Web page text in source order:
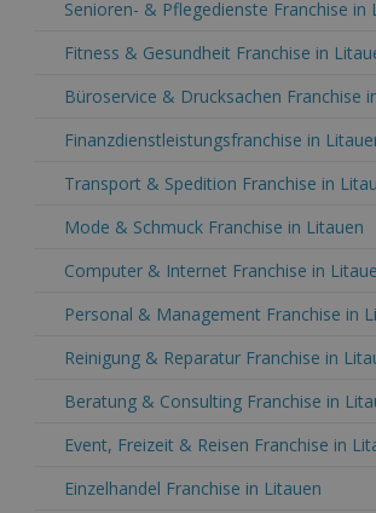
Senioren- & Pflegedienste Franchise in
Fitness & Gesundheit Franchise in
Büroservice & Drucksachen Franchise
Finanzdienstleistungsfranchise in
Transport & Spedition Franchise in
Mode & Schmuck Franchise in Litauen
Computer & Internet Franchise in
Personal & Management Franchise in
Reinigung & Reparatur Franchise in
Beratung & Consulting Franchise in
Event, Freizeit & Reisen Franchise in
Einzelhandel Franchise in Litauen